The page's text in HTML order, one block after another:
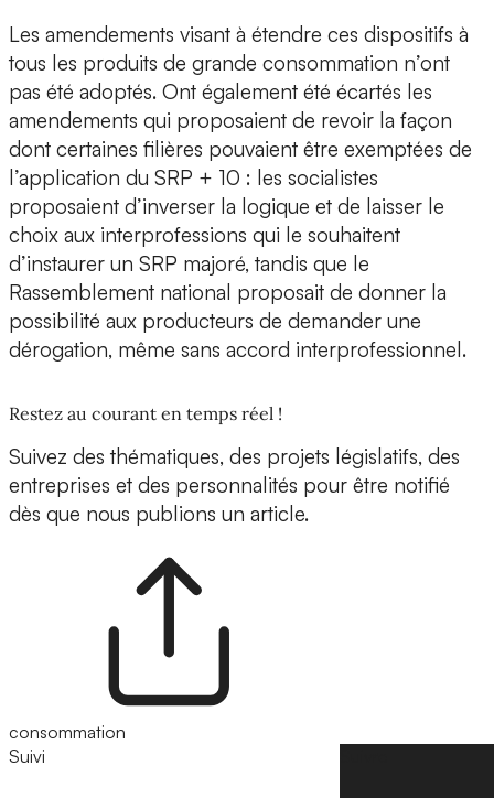
Les amendements visant à étendre ces dispositifs à
tous les produits de grande consommation n’ont
pas été adoptés. Ont également été écartés les
amendements qui proposaient de revoir la façon
dont certaines filières pouvaient être exemptées de
l’application du SRP + 10 : les socialistes
proposaient d’inverser la logique et de laisser le
choix aux interprofessions qui le souhaitent
d’instaurer un SRP majoré, tandis que le
Rassemblement national proposait de donner la
possibilité aux producteurs de demander une
dérogation, même sans accord interprofessionnel.
Restez au courant en temps réel !
Suivez des thématiques, des projets législatifs, des
entreprises et des personnalités pour être notifié
dès que nous publions un article.
consommation
Suivi